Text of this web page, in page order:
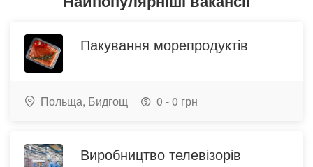
Пакування морепродуктів
Польща, Бидгощ 0 - 0 грн
Виробництво телевізорів